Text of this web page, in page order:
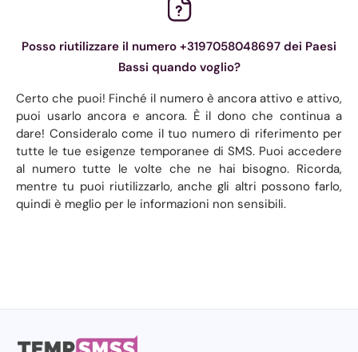
Posso riutilizzare il numero +3197058048697 dei Paesi
Bassi quando voglio?
Certo che puoi! Finché il numero è ancora attivo e attivo,
puoi usarlo ancora e ancora. È il dono che continua a
dare! Consideralo come il tuo numero di riferimento per
tutte le tue esigenze temporanee di SMS. Puoi accedere
al numero tutte le volte che ne hai bisogno. Ricorda,
mentre tu puoi riutilizzarlo, anche gli altri possono farlo,
quindi è meglio per le informazioni non sensibili.